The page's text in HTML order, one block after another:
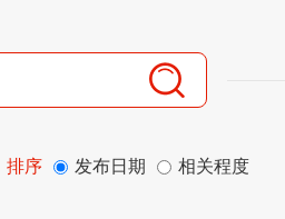
排序 发布日期 相关程度